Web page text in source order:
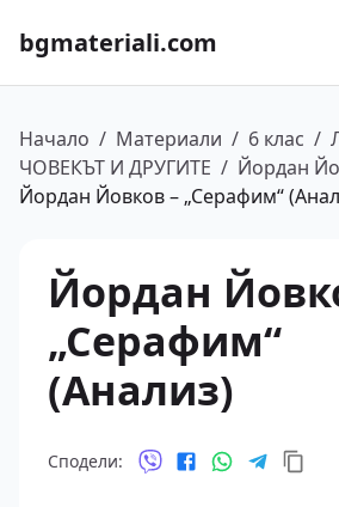
bgmateriali.com
Начало / Материали / 6 клас /
ЧОВЕКЪТ И ДРУГИТЕ / Йордан
Йордан Йовков – „Серафим“
Йордан
„Серафим“
(Анализ)
Сподели: